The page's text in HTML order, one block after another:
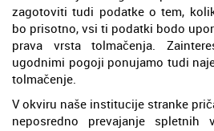
zagotoviti tudi podatke o tem,
bo prisotno, vsi ti podatki bodo
prava vrsta tolmačenja.
ugodnimi pogoji ponujamo tudi
tolmačenje.
V okviru naše institucije stranke
neposredno prevajanje